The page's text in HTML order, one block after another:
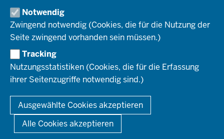
Notwendig
Zwingend notwendig (Cookies, die für die Nutzung der
Seite zwingend vorhanden sein müssen.)
Tracking
Nutzungsstatistiken (Cookies, die für die Erfassung
ihrer Seitenzugriffe notwendig sind.)
Ausgewählte Cookies akzeptieren
Alle Cookies akzeptieren
Institutionen
Social-Media-Kanäle
SERVICES
Bekanntmachungen
Förderprogramme
Kontakt
Mediathek
So finden Sie uns
Anerkennung von Bildungsnachweisen
Offenlagen
HOTLINE
© 2026 Bezirksregierung Düsseldorf
Fußzeile
DATENSCHUTZ BARRIEREFREIHEIT
IMPRESSUM
KONTAKT